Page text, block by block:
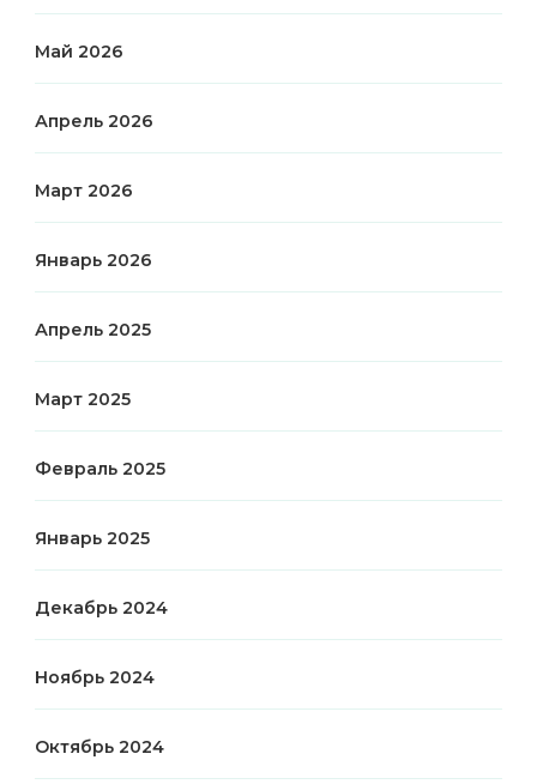
Май 2026
Апрель 2026
Март 2026
Январь 2026
Апрель 2025
Март 2025
Февраль 2025
Январь 2025
Декабрь 2024
Ноябрь 2024
Октябрь 2024